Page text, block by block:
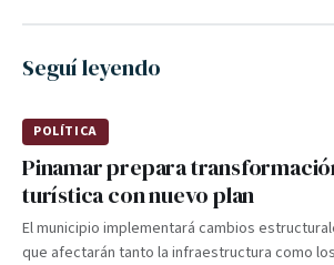
Seguí leyendo
POLÍTICA
Pinamar prepara
turística con nuevo plan
El municipio implementará cambios
que afectarán tanto la infraestructura como